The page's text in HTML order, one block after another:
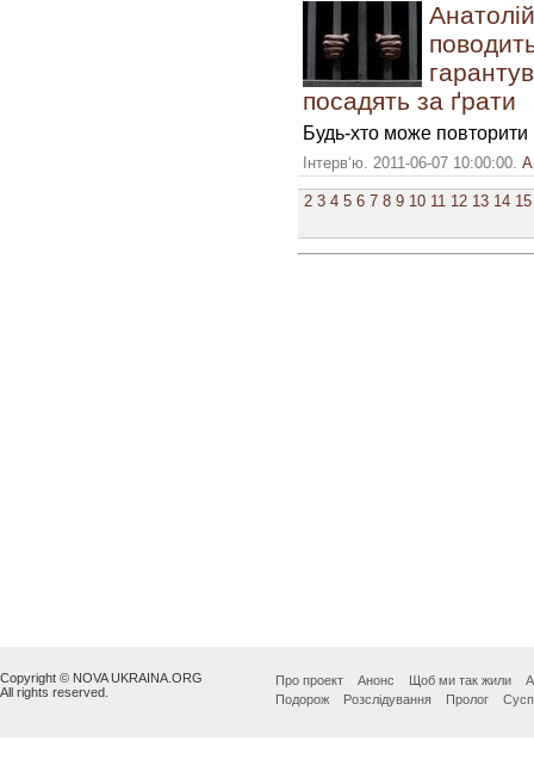
посадять за ґрати
Будь-хто може
Інтерв‘ю. 2011-06-07 10:00:00.
2 3 4 5 6 7 8 9 10 11 12 13 14 15
Copyright © NOVA UKRAINA.ORG
All rights reserved.
Про проект Анонс Щоб ми так жили
Подорож
Розслідування Пролог